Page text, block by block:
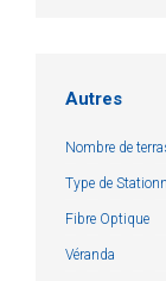
Autres
Nombre de
Type de
Fibre Optique
Véranda